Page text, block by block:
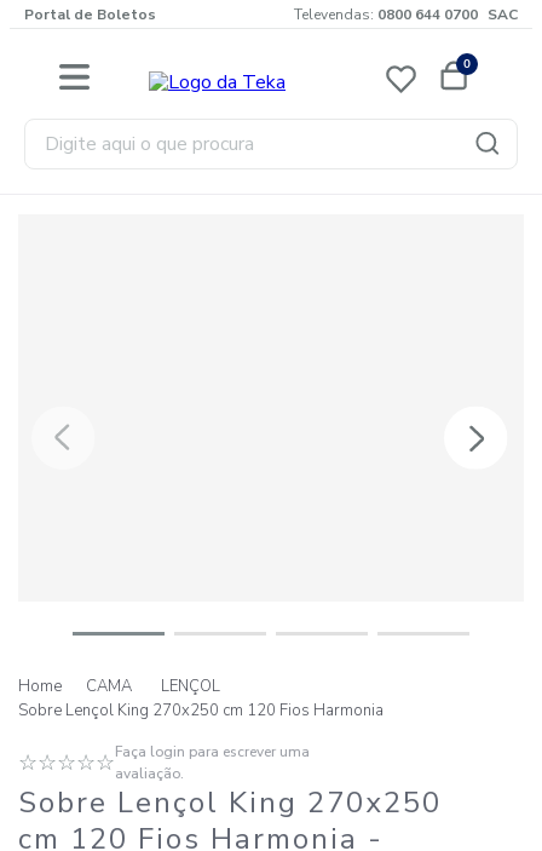
Portal de Boletos Televendas: 0800 644 0700 SAC
0
Digite aqui o que procura
CAMA
LENÇOL
Sobre Lençol King 270x250 cm 120 Fios Harmonia
☆☆☆☆☆Faça login para escrever uma
avaliação.
Sobre Lençol King 270x250
cm 120 Fios Harmonia -